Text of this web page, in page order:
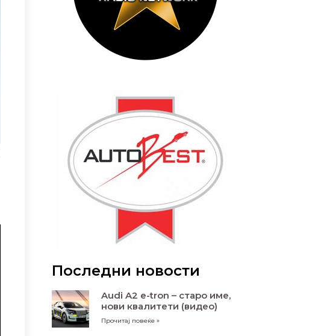
Последни новости
Audi A2 e-tron – старо име,
нови квалитети (видео)
Прочитај повеќе »